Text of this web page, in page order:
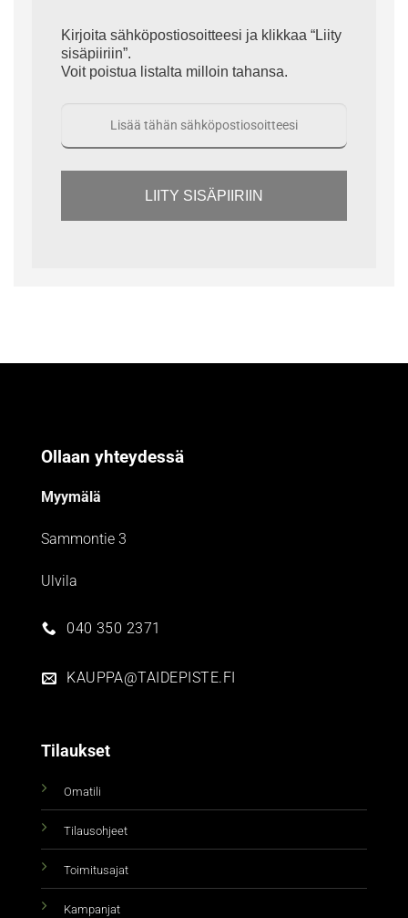
Kirjoita sähköpostiosoitteesi ja klikkaa “Liity
sisäpiiriin”.
Voit poistua listalta milloin tahansa.
LIITY SISÄPIIRIIN
Ollaan yhteydessä
Myymälä
Sammontie 3
Ulvila
040 350 2371
KAUPPA@TAIDEPISTE.FI
Tilaukset
Omatili
Tilausohjeet
Toimitusajat
Kampanjat